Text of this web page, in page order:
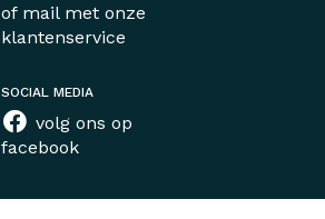
of mail met onze
klantenservice
SOCIAL MEDIA
volg ons op
facebook